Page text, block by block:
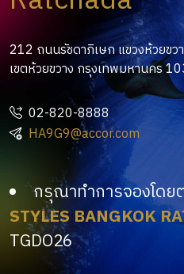
212 ถนนรัชดาภิเษก แขวงห้วยขว
เขตห้วยขวาง กรุงเทพมหานคร
02-820-8888
HA9G9@accor.com
กรุณาทำการจองโดย
STYLES BANGKOK
TGDO26